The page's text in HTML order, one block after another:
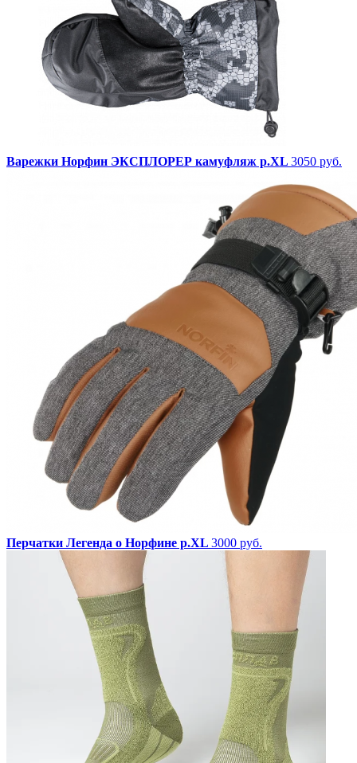
Варежки Норфин ЭКСПЛОРЕР камуфляж p.XL 3050 руб.
Перчатки Легенда о Норфине р.XL 3000 руб.